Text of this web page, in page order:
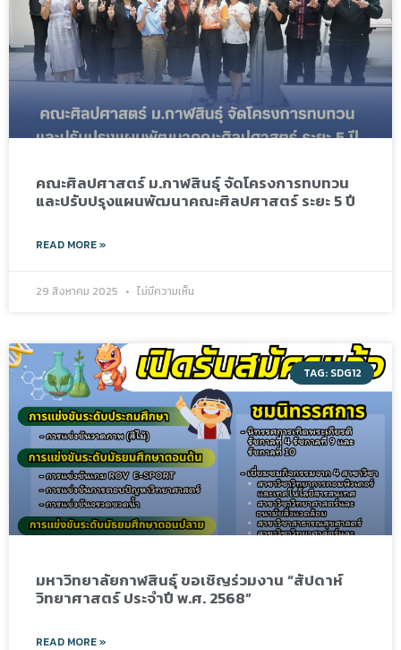
คณะศิลปศาสตร์ ม.กาฬสินธุ์ จัดโครงการทบทวน
และปรับปรุงแผนพัฒนาคณะศิลปศาสตร์ ระยะ 5 ปี
READ MORE »
29 สิงหาคม 2025 ไม่มีความเห็น
TAG: SDG12
มหาวิทยาลัยกาฬสินธุ์ ขอเชิญร่วมงาน “สัปดาห์
วิทยาศาสตร์ ประจำปี พ.ศ. 2568”
READ MORE »